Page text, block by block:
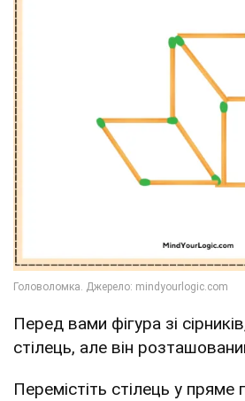
Перед вами фігура зі
стілець, але він
Перемістіть стілець у